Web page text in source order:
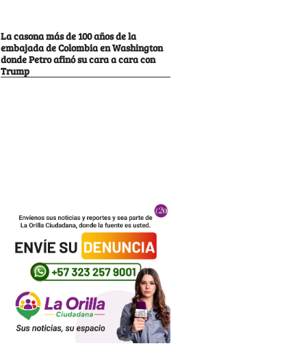
La casona más de 100 años de la
embajada de Colombia en Washington
donde Petro afinó su cara a cara con
Trump